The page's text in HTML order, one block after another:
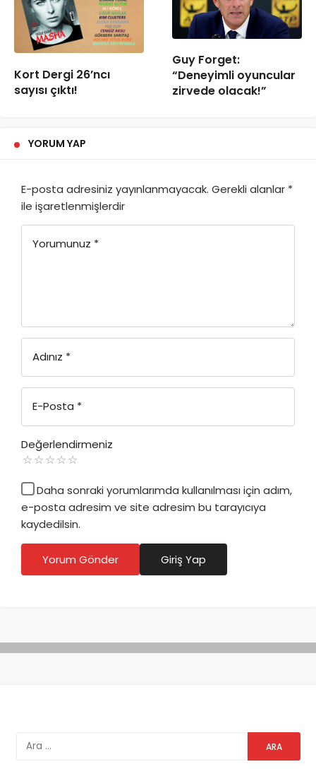
Kort Dergi 26’ncı
sayısı çıktı!
Guy Forget:
“Deneyimli oyuncular
zirvede olacak!”
YORUM YAP
E-posta adresiniz yayınlanmayacak. Gerekli alanlar *
ile işaretlenmişlerdir
Yorumunuz *
Adınız *
E-Posta *
Değerlendirmeniz
Daha sonraki yorumlarımda kullanılması için adım,
e-posta adresim ve site adresim bu tarayıcıya
kaydedilsin.
Yorum Gönder Giriş Yap